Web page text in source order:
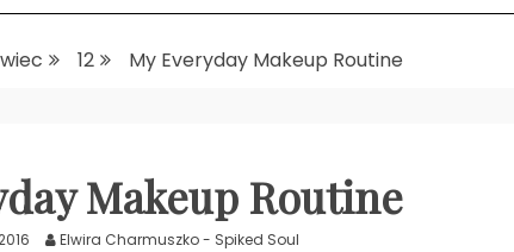
12 My Everyday Makeup Routine
.
Makeup Routine
Elwira Charmuszko - Spiked Soul